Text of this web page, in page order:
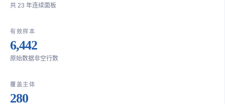
共 23 年连续面板
有效样本
6,442
原始数据非空行数
覆盖主体
280